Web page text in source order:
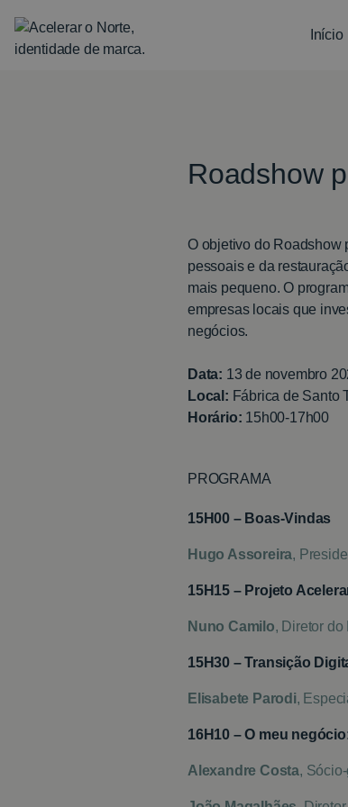
Início
Roadshow
O objetivo do Roadshow
pessoais e da
mais pequeno. O
empresas locais que
negócios.
Data: 13 de novembro
Local: Fábrica de Santo
Horário: 15h00-17h00
PROGRAMA
15H00 – Boas-Vindas
H ugo Assoreira,
15H15 – Projeto
Nuno Camilo, Diretor do
15H30 –Transição
Elisabete Parodi,
16H10 – O meu
Alexandre Costa,